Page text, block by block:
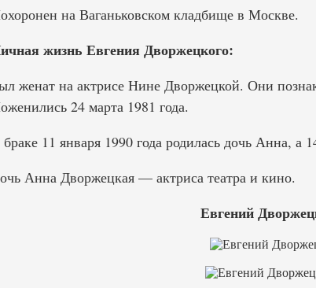
на Ваганьковском кладбище в Москве.
жизнь Евгения Дворжецкого:
женат на актрисе Нине Дворжецкой. Они
24 марта 1981 года.
11 января 1990 года родилась дочь Анна,
Анна Дворжецкая — актриса театра и кино.
Евгений